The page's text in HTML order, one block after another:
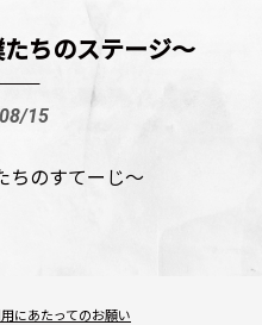
ちのステージ〜
15
ちのすてーじ〜
にあたってのお願い